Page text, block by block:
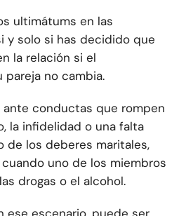
ultimátums en las
y solo si has decidido que
la relación si el
no cambia.
conductas que rompen
la infidelidad o una falta
de los deberes maritales,
uno de los miembros
drogas o el alcohol.